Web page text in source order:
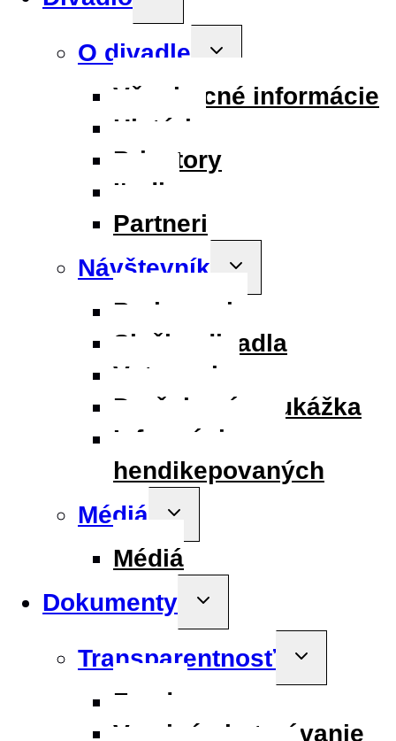
menu
O divadle
Toggle
Všeobecné informácie
História
Priestory
Ľudia
Partneri
Návštevník
Toggle
menu
Parkovanie
Služby divadla
Vstupenky
Darčeková poukážka
Informácie pre
hendikepovaných
Médiá
Toggle
menu
Médiá
Dokumenty
Toggle
menu
Transparentnosť
Toggle
menu
Fondy
Verejné obstarávanie